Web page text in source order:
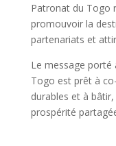
Patronat du Togo
promouvoir la
partenariats et
Le message porté
Togo est prêt à
durables et à
prospérité